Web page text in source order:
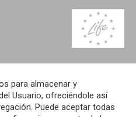
la opinión de los autores y el
que pueda hacerse de la información que
para almacenar y
Usuario, ofreciéndole así
Puede aceptar todas